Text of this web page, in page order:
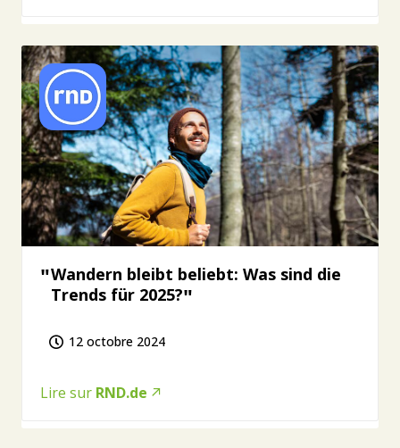
Wandern bleibt beliebt: Was sind die
Trends für 2025?
12 octobre 2024
Lire sur RND.de